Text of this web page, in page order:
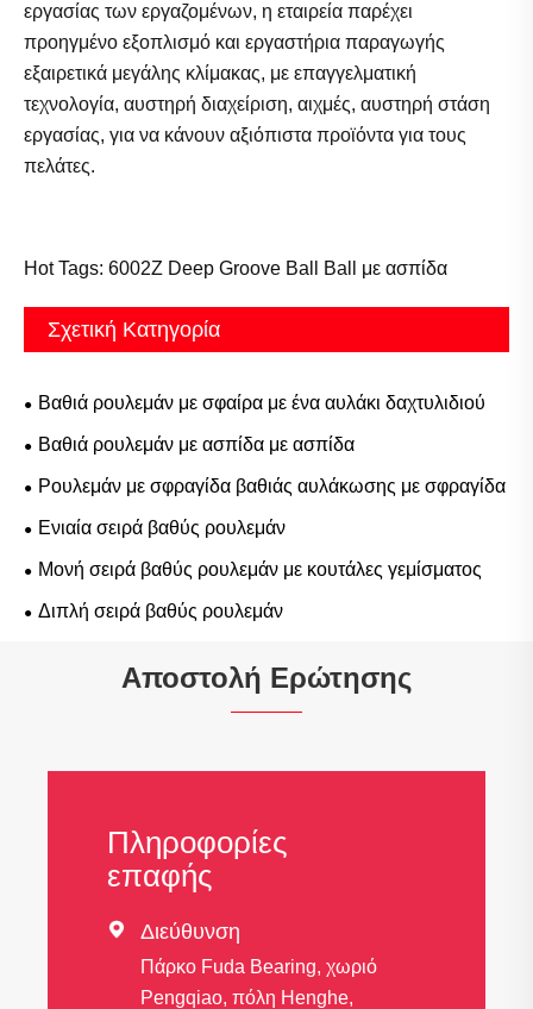
εργασίας των εργαζομένων, η εταιρεία παρέχει
προηγμένο εξοπλισμό και εργαστήρια παραγωγής
εξαιρετικά μεγάλης κλίμακας, με επαγγελματική
τεχνολογία, αυστηρή διαχείριση, αιχμές, αυστηρή στάση
εργασίας, για να κάνουν αξιόπιστα προϊόντα για τους
πελάτες.
Hot Tags: 6002Z Deep Groove Ball Ball με ασπίδα
Σχετική Κατηγορία
Βαθιά ρουλεμάν με σφαίρα με ένα αυλάκι δαχτυλιδιού
Βαθιά ρουλεμάν με ασπίδα με ασπίδα
Ρουλεμάν με σφραγίδα βαθιάς αυλάκωσης με σφραγίδα
Ενιαία σειρά βαθύς ρουλεμάν
Μονή σειρά βαθύς ρουλεμάν με κουτάλες γεμίσματος
Διπλή σειρά βαθύς ρουλεμάν
Αποστολή Ερώτησης
Πληροφορίες
επαφής
 Διεύθυνση
Πάρκο Fuda Bearing, χωριό
Pengqiao, πόλη Henghe,